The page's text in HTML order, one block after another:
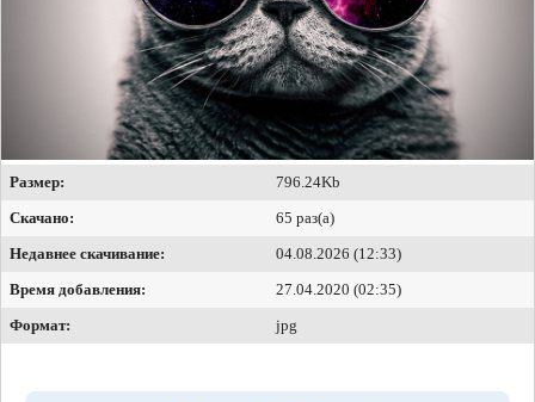
Размер:
796.24Kb
Скачано:
65 раз(а)
Недавнее скачивание:
04.08.2026 (12:33)
Время добавления:
27.04.2020 (02:35)
Формат:
jpg